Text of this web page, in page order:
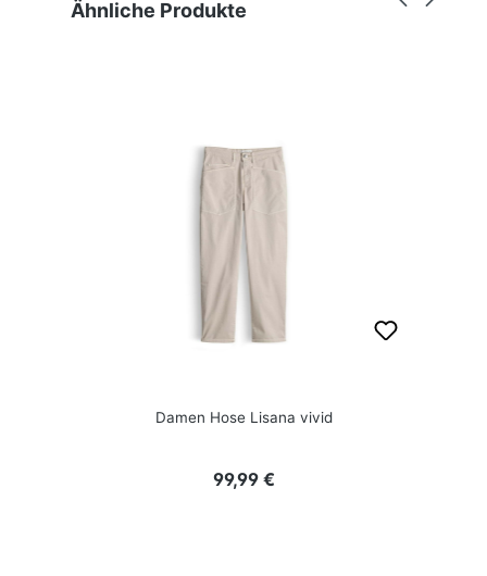
Produktgalerie überspringen
Ähnliche Produkte
Damen Hose Lisana vivid
Regulärer Preis:
99,99 €